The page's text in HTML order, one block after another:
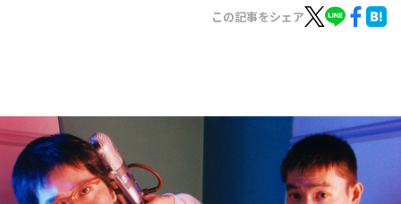
お知らせ
イベント・グッズ
YouTube
会社情報
この記事をシェア